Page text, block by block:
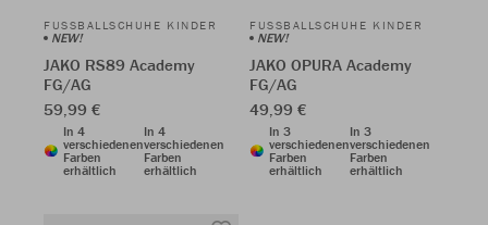
FUSSBALLSCHUHE KINDER
NEW!
JAKO RS89 Academy
FG/AG
59,99 €
In 4
verschiedenen
Farben
erhältlich
In 4
verschiedenen
Farben
erhältlich
FUSSBALLSCHUHE KINDER
NEW!
JAKO OPURA Academy
FG/AG
49,99 €
In 3
verschiedenen
Farben
erhältlich
In 3
verschiedenen
Farben
erhältlich